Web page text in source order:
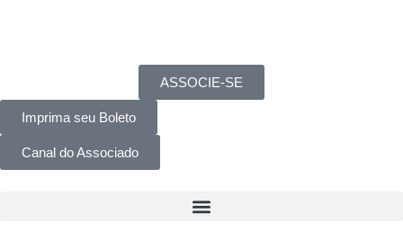
ASSOCIE-SE
Imprima seu Boleto
Canal do Associado